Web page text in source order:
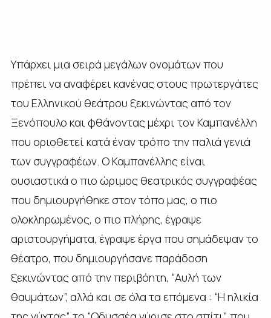
Υπάρχει μια σειρά μεγάλων ονομάτων που
πρέπει να αναφέρει κανένας στους πρωτεργάτες
του Ελληνικού θεάτρου ξεκινώντας από τον
Ξενόπουλο και φθάνοντας μέχρι τον Καμπανέλλη
που οριοθετεί κατά έναν τρόπο την παλιά γενιά
των συγγραφέων. Ο Καμπανέλλης είναι
ουσιαστικά ο πιο ώριμος θεατρικός συγγραφέας
που δημιουργήθηκε στον τόπο μας, ο πιο
ολοκληρωμένος, ο πιο πλήρης, έγραψε
αριστουργήματα, έγραψε έργα που σημάδεψαν το
θέατρο, που δημιουργήσανε παράδοση
ξεκινώντας από την περιβόητη, “Αυλή των
θαυμάτων”, αλλά και σε όλα τα επόμενα : “Η ηλικία